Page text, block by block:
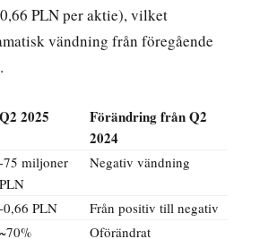
PLN per aktie), vilket
vändning från föregående
Q2 2025
Förändring från Q2
2024
-75 miljoner
PLN
Negativ vändning
-0,66 PLN
Från positiv till negativ
~70% Oförändrat